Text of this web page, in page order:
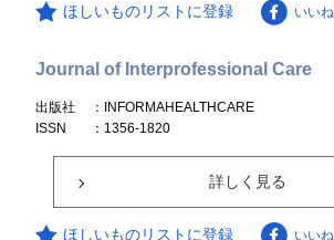
ほしいものリストに登録 いいね
Journal of Interprofessional Care
出版社
：INFORMAHEALTHCARE
ISSN
：1356-1820
詳しく見る
ほしいものリストに登録 いいね